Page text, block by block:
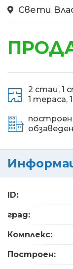
Свети
2 стаи, 1
1 тераса,
обзаведен
ID:
град:
Комплекс:
Построен: